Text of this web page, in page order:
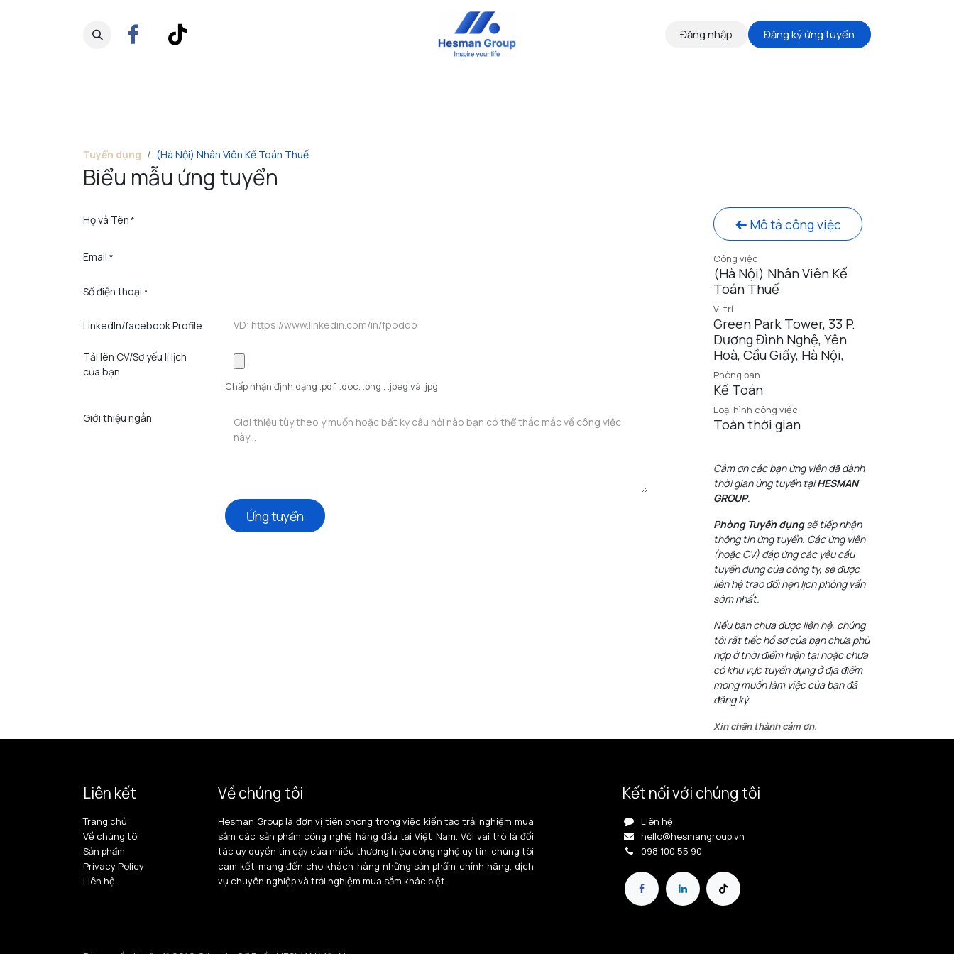
Đăng nhập Đăng ký ứng tuyển
Tuyển dụng (Hà Nội) Nhân Viên Kế Toán Thuế
Biểu mẫu ứng tuyển
Họ và Tên*
Email *
Số điện thoại *
LinkedIn/facebook Profile
Tải lên CV/Sơ yếu lí lịch
của bạn
Chấp nhận định dạng .pdf, .doc, .png , .jpeg và .jpg
Giới thiệu ngắn
Ứng tuyển
Mô tả công việc
Công việc
(Hà Nội) Nhân Viên Kế
Toán Thuế
Vị trí
Green Park Tower, 33 P.
Dương Đình Nghệ, Yên
Hoà, Cầu Giấy, Hà Nội,
Phòng ban
Kế Toán
Loại hình công việc
Toàn thời gian
Cảm ơn các bạn ứng viên đã dành
thời gian ứng tuyển tạiHESMAN
GROUP.
Phòng Tuyển dụngsẽ tiếp nhận
thông tin ứng tuyển. Các ứng viên
(hoặc CV) đáp ứng các yêu cầu
tuyển dụng của công ty, sẽ được
liên hệ trao đổi hẹn lịch phỏng vấn
sớm nhất.
Nếu bạn chưa được liên hệ, chúng
tôi rất tiếc hồ sơ của bạn chưa phù
hợp ở thời điểm hiện tại hoặc chưa
có khu vực tuyển dụng ở địa điểm
mong muốn làm việc của bạn đã
đăng ký.
Xin chân thành cảm ơn.
Liên kết
Trang chủ
Về chúng tôi
Sản phẩm
Privacy Policy
Liên hệ
Về chúng tôi
Hesman Group là đơn vị tiên phong trong việc kiến tạo trải nghiệm mua
sắm các sản phẩm công nghệ hàng đầu tại Việt Nam. Với vai trò là đối
tác uy quyền tin cậy của nhiều thương hiệu công nghệ uy tín, chúng tôi
cam kết mang đến cho khách hàng những sản phẩm chính hãng, dịch
vụ chuyên nghiệp và trải nghiệm mua sắm khác biệt.
Kết nối với chúng tôi
Liên hệ
hello@hesmangroup.vn
098 100 55 90